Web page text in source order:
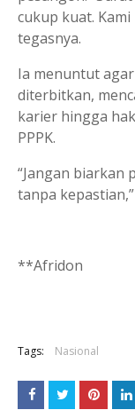
cukup kuat.
tegasnya.
Ia menuntut
diterbitkan,
karier hingga
PPPK.
“Jangan biarkan
tanpa
**Afridon
Tags: Nasional